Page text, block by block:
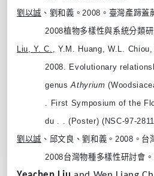
劉以誠 、劉和義。 2008 。臺灣產蹄蓋
2008植物多樣性與系統分類
Liu, Y. C.
, Y.M. Huang, W.L.
2008. Evolutionary
genusAthyrium
. First Symposium of the
du . . (Poster) (NSC-97-
劉以誠 、邱文良、劉和義。 2008 。台
2008台灣物種多樣性研討會。